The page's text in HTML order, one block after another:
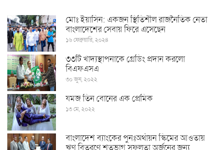
মোঃ ইয়াসিন: একজন স্থিতিশীল রাজনৈতিক নেতা
বাংলাদেশের সেবায় ফিরে এসেছেন
১৬ ফেব্রুয়ারি, ২০২৪
৩৩টি খাদ্যস্থাপনাকে গ্রেডিং প্রদান করলো
বিএফএসএ
৩০ জুন, ২০২২
যমজ তিন বোনের এক প্রেমিক
১৩ মে, ২০২২
বাংলাদেশ ব্যাংকের পুনঃঅর্থায়ন স্কিমের আওতায়